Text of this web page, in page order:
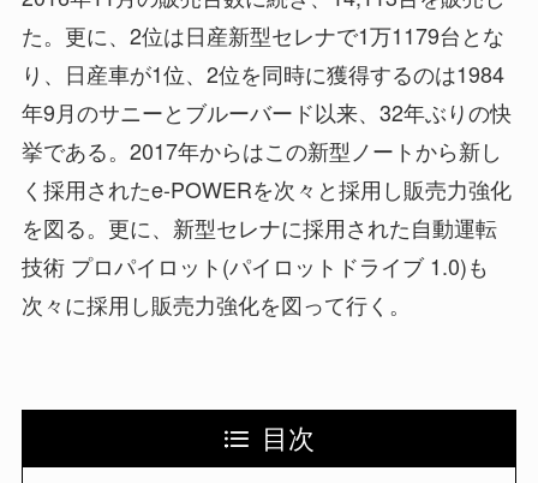
た。更に、2位は日産新型セレナで1万1179台とな
り、日産車が1位、2位を同時に獲得するのは1984
年9月のサニーとブルーバード以来、32年ぶりの快
挙である。2017年からはこの新型ノートから新し
く採用されたe-POWERを次々と採用し販売力強化
を図る。更に、新型セレナに採用された自動運転
技術 プロパイロット(パイロットドライブ 1.0)も
次々に採用し販売力強化を図って行く。
目次